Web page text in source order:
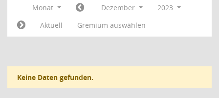
Monat Dezember
2023
Aktuell
Gremium auswählen
Keine Daten gefunden.